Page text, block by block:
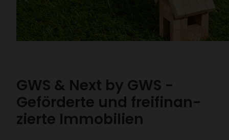
GWS & Next by GWS -
Geför­derte und frei­fi­nan­
zierte Immo­bi­lien